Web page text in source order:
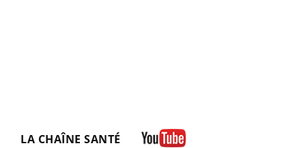
LA CHAÎNE SANTÉ